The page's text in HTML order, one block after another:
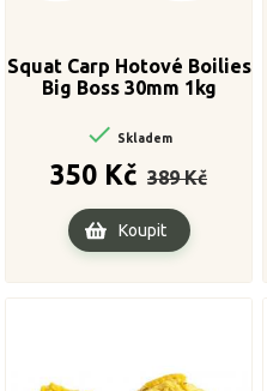
Squat Carp Hotové Boilies
Big Boss 30mm 1kg
 Skladem
350 Kč
cena
389 Kč
Koupit